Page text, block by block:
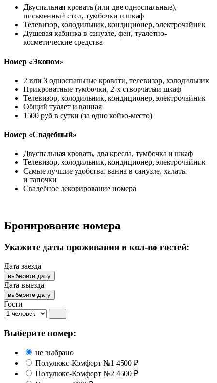
Двуспальная кровать (или две односпальные),
письменный стол, тумбочки и шкаф
Телевизор, холодильник, кондиционер, электрочайник
Душевая кабинка в санузле, фен, туалетно-
косметические средства
Номер «Эконом»
2 или 3 односпальные кровати, телевизор, холодильник
Прикроватные тумбочки, 2-х створчатый шкаф
Телевизор, холодильник, кондиционер, электрочайник
Общий туалет и ванная
1500 руб в сутки (за одно койко-место)
Номер «Свадебный»
Двуспальная кровать, два кресла, тумбочка и шкаф
Телевизор, холодильник, кондиционер, электрочайник
Самые лучшие удобства, ванна в санузле, халаты
и тапочки
Свадебное декорирование номера
Бронирование номера
Укажите даты проживания и кол-во гостей:
Дата заезда
выберите дату
Дата выезда
выберите дату
Гости
Выберите номер:
не выбрано
Полулюкс-Комфорт №1 4500 ₽
Полулюкс-Комфорт №2 4500 ₽